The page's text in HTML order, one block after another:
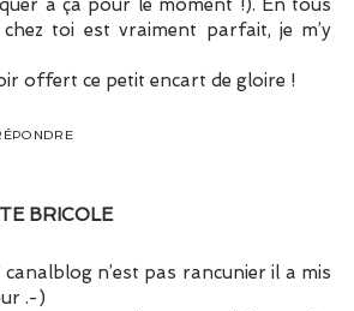
à ça pour le moment !). En tous
toi est vraiment parfait, je m’y
offert ce petit encart de gloire !
BRICOLE
n’est pas rancunier il a mis
.-)